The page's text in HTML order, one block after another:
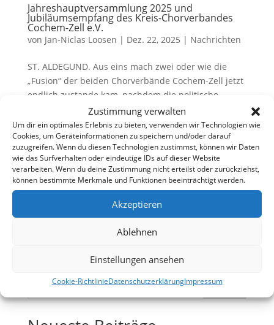
Zustimmung verwalten
Um dir ein optimales Erlebnis zu bieten, verwenden wir Technologien wie
Cookies, um Geräteinformationen zu speichern und/oder darauf
zuzugreifen. Wenn du diesen Technologien zustimmst, können wir Daten
wie das Surfverhalten oder eindeutige IDs auf dieser Website
verarbeiten. Wenn du deine Zustimmung nicht erteilst oder zurückziehst,
können bestimmte Merkmale und Funktionen beeinträchtigt werden.
Akzeptieren
Ablehnen
Einstellungen ansehen
Cookie-RichtlinieDatenschutzerklärungImpressum
Jahreshauptversammlung 2025 und
Jubiläumsempfang des Kreis-Chorverbandes
Cochem-Zell e.V.
von Jan-Niclas Loosen | Dez. 22, 2025 | Nachrichten
ST. ALDEGUND. Aus eins mach zwei oder wie die
„Fusion“ der beiden Chorverbände Cochem-Zell jetzt
endlich zustande kam, nachdem die politische
Fusion bereits über fünf Jahrzehnte zurückliegt.
Doch bei der Generalversammlung und der 75-
jährigen Geburtstagsfeier des...
Die Website ist online!
vonJan-Niclas Loosen|Jan. 24, 2025|Nachrichten
Seit dem 24. Januar 2025 ist die neue Website des
KCV Cochem Zell online. Wir freuen uns über
Suchen